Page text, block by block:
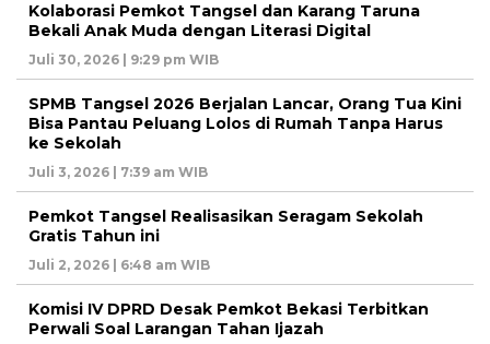
Kolaborasi Pemkot Tangsel dan Karang Taruna
Bekali Anak Muda dengan Literasi Digital
Juli 30, 2026 | 9:29 pm WIB
SPMB Tangsel 2026 Berjalan Lancar, Orang Tua Kini
Bisa Pantau Peluang Lolos di Rumah Tanpa Harus
ke Sekolah
Juli 3, 2026 | 7:39 am WIB
Pemkot Tangsel Realisasikan Seragam Sekolah
Gratis Tahun ini
Juli 2, 2026 | 6:48 am WIB
Komisi IV DPRD Desak Pemkot Bekasi Terbitkan
Perwali Soal Larangan Tahan Ijazah